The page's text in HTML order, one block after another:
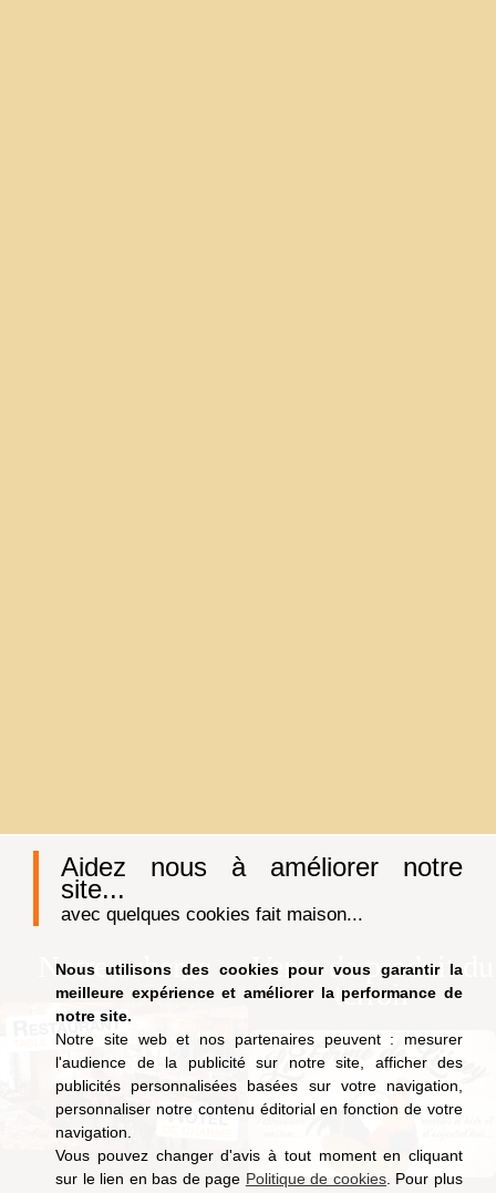
Aidez nous à améliorer notre
site...
avec quelques cookies fait maison...
Nous utilisons des cookies pour vous garantir la
meilleure expérience et améliorer la performance de
notre site.
Notre site web et nos partenaires peuvent : mesurer
l'audience de la publicité sur notre site, afficher des
publicités personnalisées basées sur votre navigation,
personnaliser notre contenu éditorial en fonction de votre
navigation.
Vous pouvez changer d'avis à tout moment en cliquant
sur le lien en bas de page Politique de cookies. Pour plus
Notre auberge
Vente de produit du
terroir